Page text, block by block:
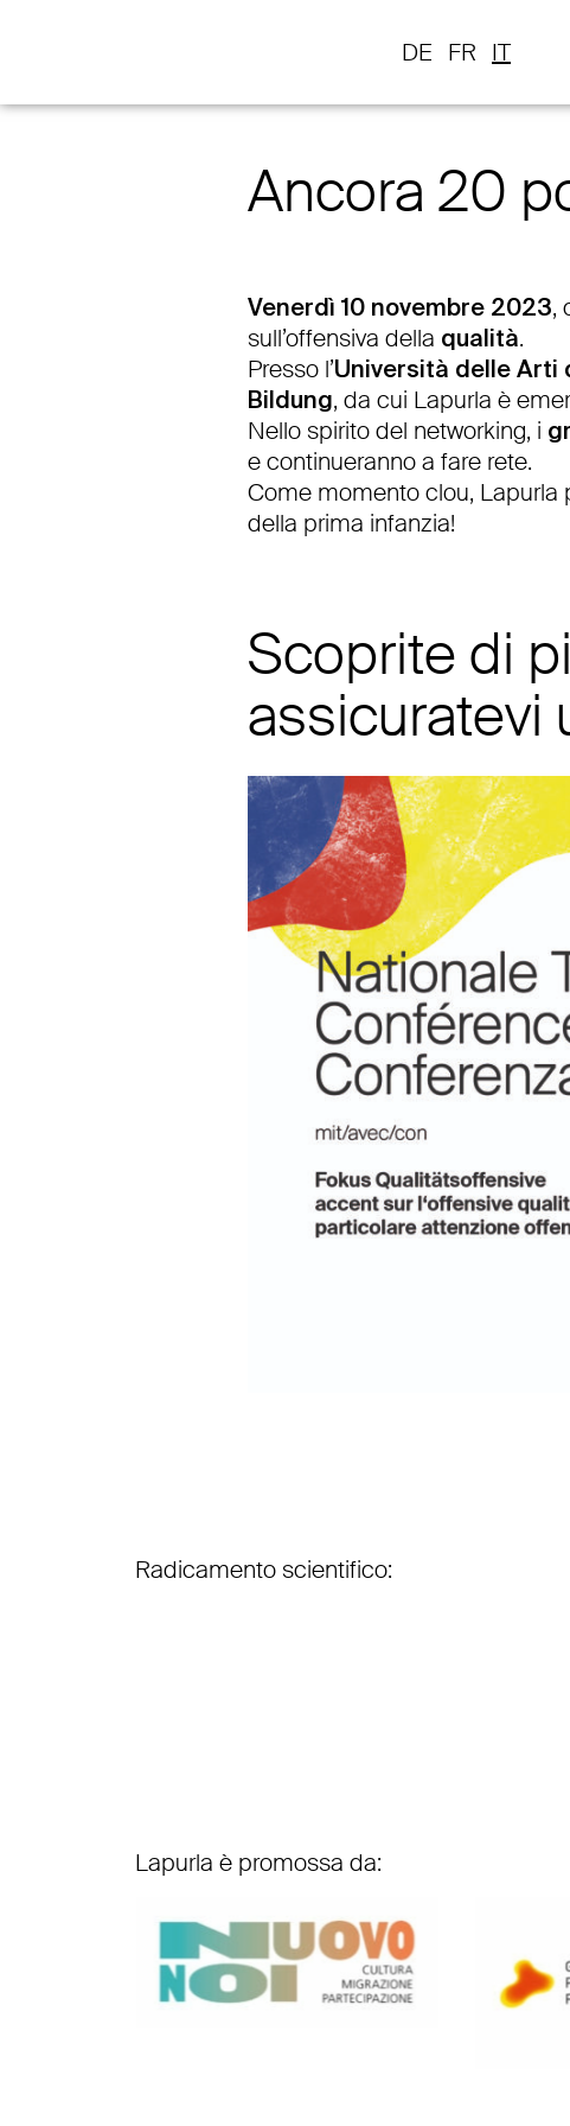
DE FR IT
Ancora 20
Venerdì 10 novembre 2023,
sull’offensiva della qualità.
Presso l’Università delle Arti
Bildung, da cui Lapurla è
Nello spirito del networking, i
e continueranno a fare rete.
Come momento clou, Lapurla
della prima infanzia!
Scoprite di
assicuratevi
Radicamento scientifico:
Lapurla è promossa da: